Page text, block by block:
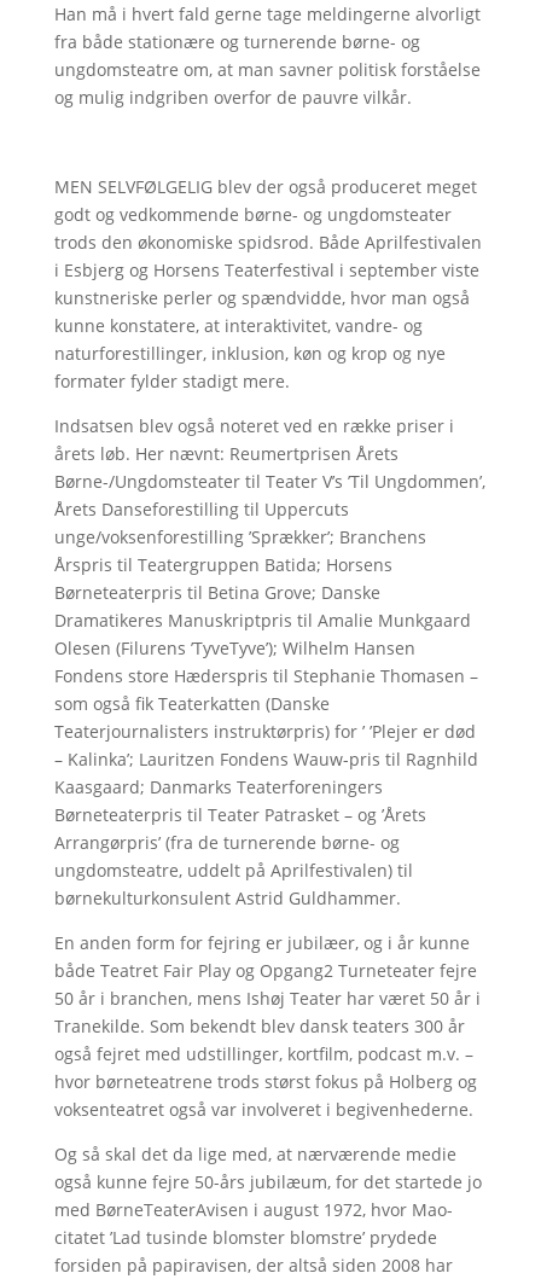
Han må i hvert fald gerne tage meldingerne alvorligt
fra både stationære og turnerende børne- og
ungdomsteatre om, at man savner politisk forståelse
og mulig indgriben overfor de pauvre vilkår.
MEN SELVFØLGELIG blev der også produceret meget
godt og vedkommende børne- og ungdomsteater
trods den økonomiske spidsrod. Både Aprilfestivalen
i Esbjerg og Horsens Teaterfestival i september viste
kunstneriske perler og spændvidde, hvor man også
kunne konstatere, at interaktivitet, vandre- og
naturforestillinger, inklusion, køn og krop og nye
formater fylder stadigt mere.
Indsatsen blev også noteret ved en række priser i
årets løb. Her nævnt: Reumertprisen Årets
Børne-/Ungdomsteater til Teater V’s ’Til Ungdommen’,
Årets Danseforestilling til Uppercuts
unge/voksenforestilling ’Sprækker’; Branchens
Årspris til Teatergruppen Batida; Horsens
Børneteaterpris til Betina Grove; Danske
Dramatikeres Manuskriptpris til Amalie Munkgaard
Olesen (Filurens ’TyveTyve’); Wilhelm Hansen
Fondens store Hæderspris til Stephanie Thomasen –
som også fik Teaterkatten (Danske
Teaterjournalisters instruktørpris) for ’ ’Plejer er død
– Kalinka’; Lauritzen Fondens Wauw-pris til Ragnhild
Kaasgaard; Danmarks Teaterforeningers
Børneteaterpris til Teater Patrasket – og ’Årets
Arrangørpris’ (fra de turnerende børne- og
ungdomsteatre, uddelt på Aprilfestivalen) til
børnekulturkonsulent Astrid Guldhammer.
En anden form for fejring er jubilæer, og i år kunne
både Teatret Fair Play og Opgang2 Turneteater fejre
50 år i branchen, mens Ishøj Teater har været 50 år i
Tranekilde. Som bekendt blev dansk teaters 300 år
også fejret med udstillinger, kortfilm, podcast m.v. –
hvor børneteatrene trods størst fokus på Holberg og
voksenteatret også var involveret i begivenhederne.
Og så skal det da lige med, at nærværende medie
også kunne fejre 50-års jubilæum, for det startede jo
med BørneTeaterAvisen i august 1972, hvor Mao-
citatet ’Lad tusinde blomster blomstre’ prydede
forsiden på papiravisen, der altså siden 2008 har